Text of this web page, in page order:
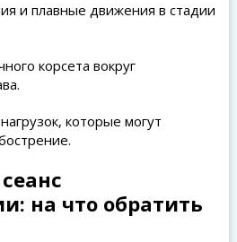
и плавные движения в стадии
корсета вокруг
которые могут
на что обратить